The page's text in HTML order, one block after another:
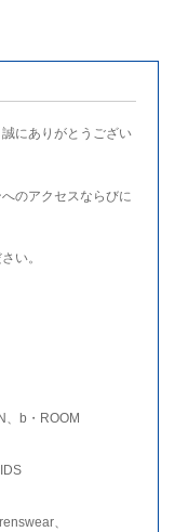
にありがとうござい
のアクセスならびに
い。
、b・ROOM
、